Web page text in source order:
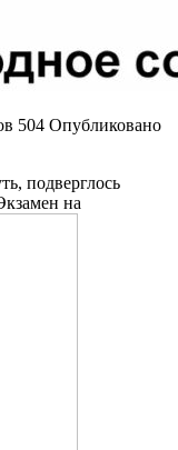
504 Опубликовано
подверглось
на